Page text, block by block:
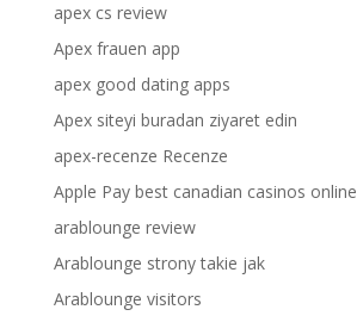
apex cs review
Apex frauen app
apex good dating apps
Apex siteyi buradan ziyaret edin
apex-recenze Recenze
Apple Pay best canadian casinos online
arablounge review
Arablounge strony takie jak
Arablounge visitors